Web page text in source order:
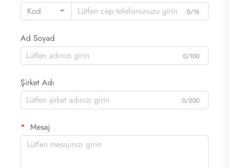
Kod
0/16
Ad Soyad
0/100
Şirket Adı
0/200
Mesaj